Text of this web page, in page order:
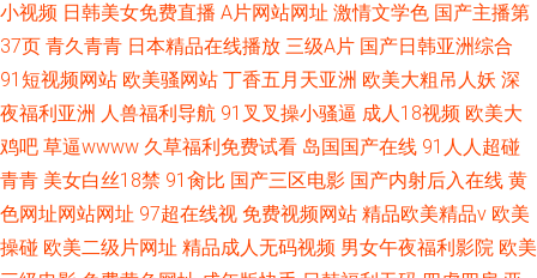
小视频 日韩美女免费直播 A片网站网址 激情文学色 国产主播第
37页 青久青青 日本精品在线播放 三级A片 国产日韩亚洲综合
91短视频网站 欧美骚网站 丁香五月天亚洲 欧美大粗吊人妖 深
夜福利亚洲 人兽福利导航 91叉叉操小骚逼 成人18视频 欧美大
鸡吧 草逼wwww 久草福利免费试看 岛国国产在线 91人人超碰
青青 美女白丝18禁 91肏比 国产三区电影 国产内射后入在线 黄
色网址网站网址 97超在线视 免费视频网站 精品欧美精品v 欧美
操碰 欧美二级片网址 精品成人无码视频 男女午夜福利影院 欧美